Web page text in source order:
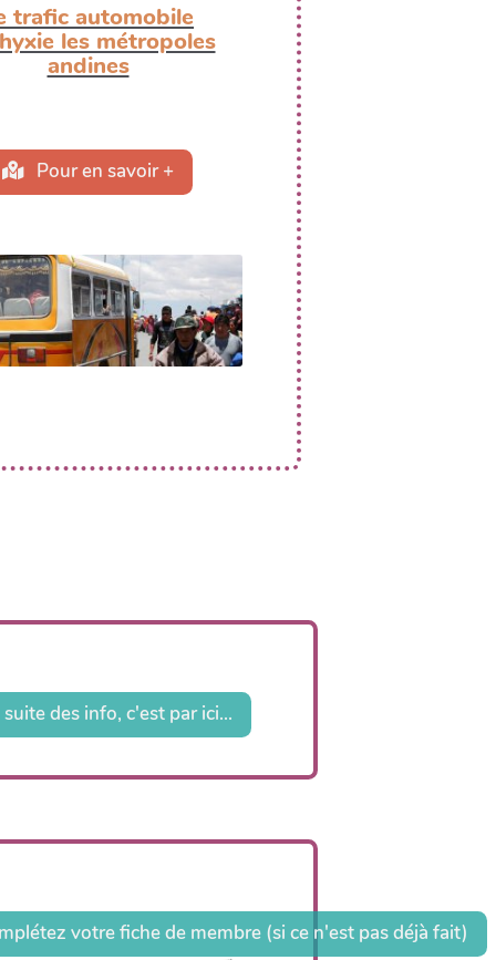
trafic automobile
les métropoles
andines
Pour en savoir +
des info, c'est par ici...
votre fiche de membre (si ce n'est pas déjà fait)